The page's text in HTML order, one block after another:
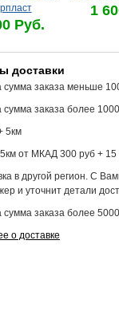
Руб.
1
доставки
сумма заказа меньше
сумма заказа более
5км
от МКАД 300 руб + 15
в другой регион. С
и уточнит детали
сумма заказа более
о доставке